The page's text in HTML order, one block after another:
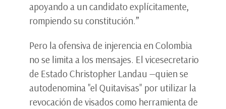
apoyando a un candidato explícitamente,
rompiendo su constitución.”
Pero la ofensiva de injerencia en Colombia
no se limita a los mensajes. El vicesecretario
de Estado Christopher Landau —quien se
autodenomina "el Quitavisas" por utilizar la
revocación de visados como herramienta de